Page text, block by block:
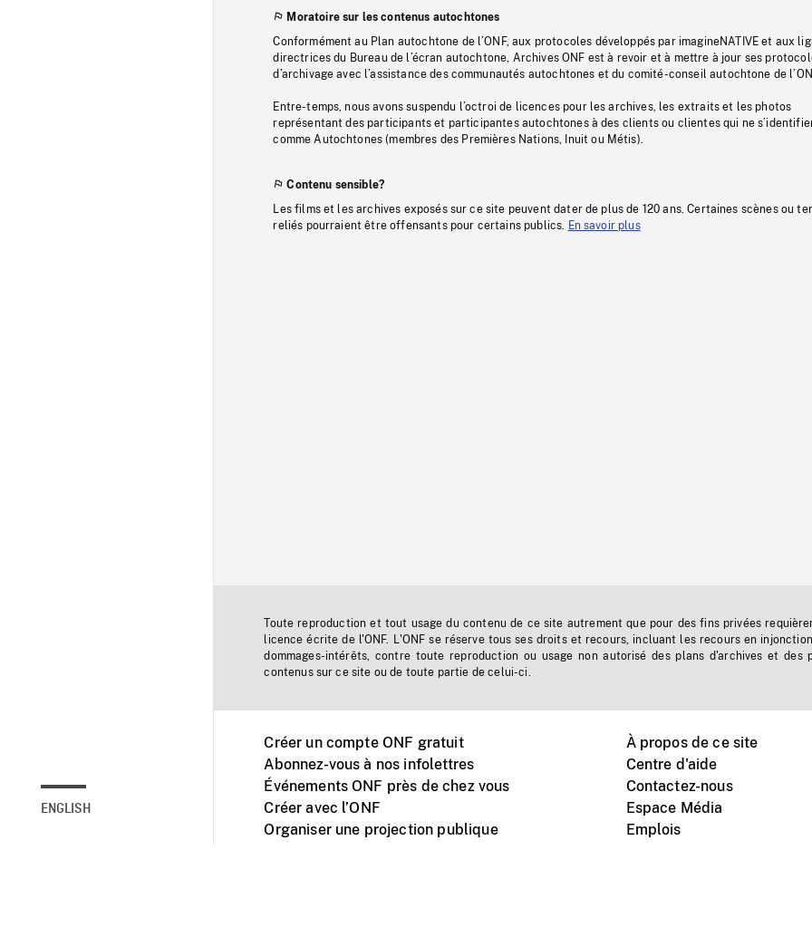
ENGLISH
Moratoire sur les contenus autochtones
Conformément au Plan autochtone de l’ONF, aux protocoles développés par imagineNATIVE et aux
directrices du Bureau de l’écran autochtone, Archives ONF est à revoir et à mettre à jour ses
d’archivage avec l’assistance des communautés autochtones et du comité-conseil autochtone de
Entre-temps, nous avons suspendu l’octroi de licences pour les archives, les extraits et les photos
représentant des participants et participantes autochtones à des clients ou clientes qui ne
comme Autochtones (membres des Premières Nations, Inuit ou Métis).
Contenu sensible?
Les films et les archives exposés sur ce site peuvent dater de plus de 120 ans. Certaines scènes ou
reliés pourraient être offensants pour certains publics.
En savoir plus
Toute reproduction et tout usage du contenu de ce site autrement que pour des fins privées
licence écrite de l'ONF. L'ONF se réserve tous ses droits et recours, incluant les recours en
dommages-intérêts, contre toute reproduction ou usage non autorisé des plans d'archives et des
contenus sur ce site ou de toute partie de celui-ci.
Créer un compte ONF gratuit
Abonnez-vous à nos infolettres
Événements ONF près de chez vous
Créer avec l’ONF
Organiser une projection publique
À propos de ce site
Centre d'aide
Contactez-nous
Espace Média
Emplois